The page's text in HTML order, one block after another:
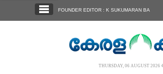
FOUNDER EDITOR : K SUKUMARAN BA
THURSDAY, 06 AUGUST 2026